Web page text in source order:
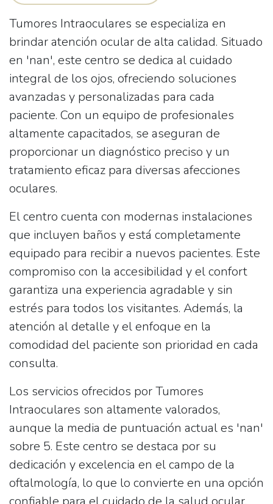
Tumores Intraoculares se especializa en
brindar atención ocular de alta calidad. Situado
en 'nan', este centro se dedica al cuidado
integral de los ojos, ofreciendo soluciones
avanzadas y personalizadas para cada
paciente. Con un equipo de profesionales
altamente capacitados, se aseguran de
proporcionar un diagnóstico preciso y un
tratamiento eficaz para diversas afecciones
oculares.
El centro cuenta con modernas instalaciones
que incluyen baños y está completamente
equipado para recibir a nuevos pacientes. Este
compromiso con la accesibilidad y el confort
garantiza una experiencia agradable y sin
estrés para todos los visitantes. Además, la
atención al detalle y el enfoque en la
comodidad del paciente son prioridad en cada
consulta.
Los servicios ofrecidos porTumores
Intraoculares son altamente valorados,
aunque la media de puntuación actual es 'nan'
sobre 5. Este centro se destaca por su
dedicación y excelencia en el campo de la
oftalmología, lo que lo convierte en una opción